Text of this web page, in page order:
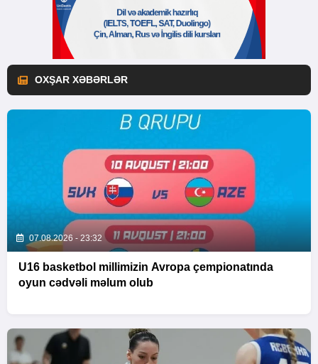
OXŞAR XƏBƏRLƏR
07.08.2026 - 23:32
U16 basketbol millimizin Avropa çempionatında
oyun cədvəli məlum olub